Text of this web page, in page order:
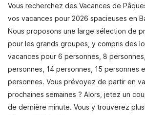
Vous recherchez des Vacances de
vos vacances pour 2026 spacieuses en
Nous proposons une large sélection de
pour les grands groupes, y compris des
vacances pour 6 personnes, 8
personnes, 14 personnes, 15 personnes
personnes. Vous prévoyez de partir en
prochaines semaines ? Alors, jetez un
de dernière minute. Vous y trouverez